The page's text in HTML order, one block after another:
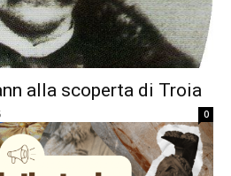
alla scoperta di Troia
0